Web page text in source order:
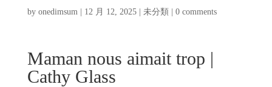
by onedimsum| 12 月 12, 2025| 未分類 0 comments
Maman nous aimait trop |
Cathy Glass